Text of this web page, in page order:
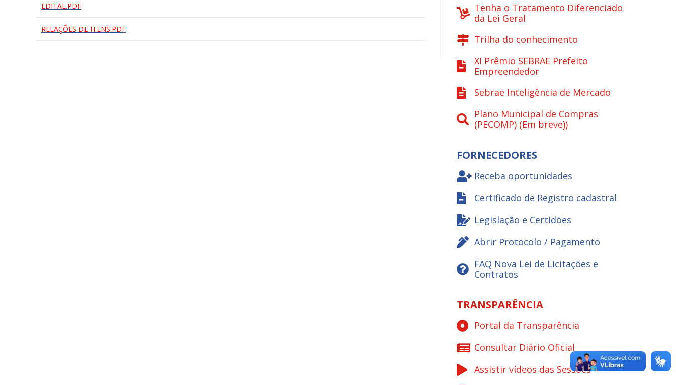
EDITAL.PDF
RELAÇÕES DE ITENS.PDF
Tenha o Tratamento Diferenciado
da Lei Geral
Trilha do conhecimento
XI Prêmio SEBRAE Prefeito
Empreendedor
Sebrae Inteligência de Mercado
Plano Municipal de Compras
(PECOMP) (Em breve))
FORNECEDORES
Receba oportunidades
Certificado de Registro cadastral
Legislação e Certidões
Abrir Protocolo / Pagamento
FAQ Nova Lei de Licitações e
Contratos
TRANSPARÊNCIA
Portal da Transparência
Consultar Diário Oficial
Assistir vídeos das Sessões